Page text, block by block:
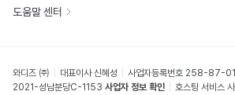
도움말 센터
와디즈 ㈜ 대표이사 신혜성 사업자등록번호 258-87-
2021-성남분당C-1153 사업자 정보 확인 호스팅 서비스